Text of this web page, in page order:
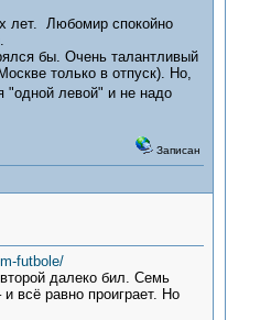
лет. Любомир спокойно
бы. Очень талантливый
только в отпуск). Но,
"одной левой" и не надо
Записан
futbole/
далеко бил. Семь
всё равно проиграет. Но